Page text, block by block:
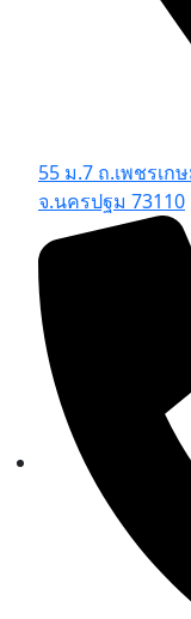
55 ม.7 ถ.เพชรเ
จ.นครปฐม 73110